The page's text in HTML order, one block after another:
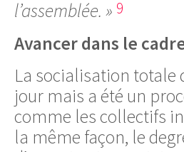
l’assemblée. » 9
Avancer dans le
La socialisation totale
jour mais a été un
comme les collectifs
la même façon, le